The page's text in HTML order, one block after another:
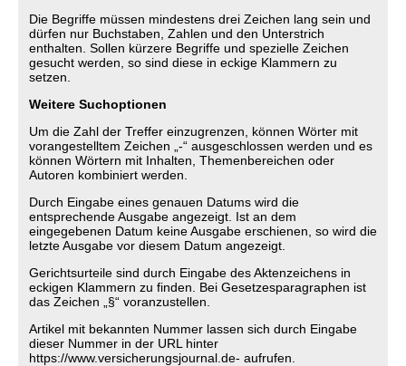
Die Begriffe müssen mindestens drei Zeichen lang sein und
dürfen nur Buchstaben, Zahlen und den Unterstrich
enthalten. Sollen kürzere Begriffe und spezielle Zeichen
gesucht werden, so sind diese in eckige Klammern zu
setzen.
Weitere Suchoptionen
Um die Zahl der Treffer einzugrenzen, können Wörter mit
vorangestelltem Zeichen „-“ ausgeschlossen werden und es
können Wörtern mit Inhalten, Themenbereichen oder
Autoren kombiniert werden.
Durch Eingabe eines genauen Datums wird die
entsprechende Ausgabe angezeigt. Ist an dem
eingegebenen Datum keine Ausgabe erschienen, so wird die
letzte Ausgabe vor diesem Datum angezeigt.
Gerichtsurteile sind durch Eingabe des Aktenzeichens in
eckigen Klammern zu finden. Bei Gesetzesparagraphen ist
das Zeichen „§“ voranzustellen.
Artikel mit bekannten Nummer lassen sich durch Eingabe
dieser Nummer in der URL hinter
https://www.versicherungsjournal.de- aufrufen.